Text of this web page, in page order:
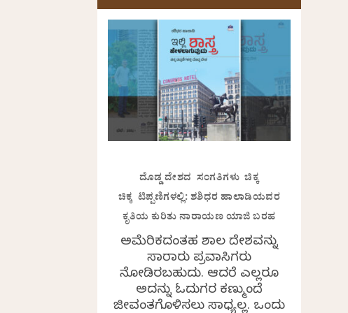
ದೊಡ್ಡ ದೇಶದ ಸಂಗತಿಗಳು ಚಿಕ್ಕ
ಚಿಕ್ಕ ಟಿಪ್ಪಣಿಗಳಲ್ಲಿ: ಶಶಿಧರ ಹಾಲಾಡಿಯವರ
ಕೃತಿಯ ಕುರಿತು ನಾರಾಯಣ ಯಾಜಿ ಬರಹ
ಅಮೆರಿಕದಂತಹ ವಿಶಾಲ ದೇಶವನ್ನು
ಸಾವಿರಾರು ಪ್ರವಾಸಿಗರು
ನೋಡಿರಬಹುದು. ಆದರೆ ಎಲ್ಲರೂ
ಅದನ್ನು ಓದುಗರ ಕಣ್ಮುಂದೆ
ಜೀವಂತಗೊಳಿಸಲು ಸಾಧ್ಯವಿಲ್ಲ. ಒಂದು